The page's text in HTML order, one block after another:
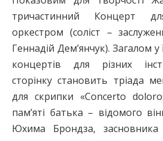
тричастинний Концерт
оркестром (соліст –
Геннадій Дем’янчук). Загалом у
концертів для різних
сторінку становить тріада
для скрипки «Concerto
пам’яті батька – відомого
Юхима Брондза, засновника